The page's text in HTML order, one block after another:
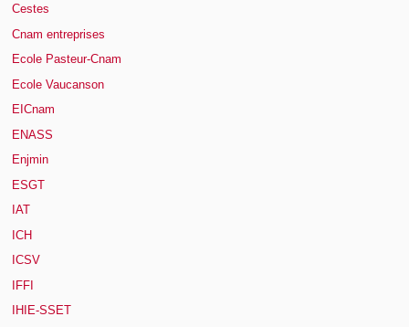
Cestes
Cnam entreprises
Ecole Pasteur-Cnam
Ecole Vaucanson
EICnam
ENASS
Enjmin
ESGT
IAT
ICH
ICSV
IFFI
IHIE-SSET